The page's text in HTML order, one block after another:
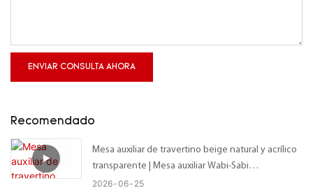
ENVIAR CONSULTA AHORA
Recomendado
Mesa auxiliar de travertino beige natural y acrílico
transparente | Mesa auxiliar Wabi-Sabi
personalizada con tablero irregular orgánico –
2026 06 25